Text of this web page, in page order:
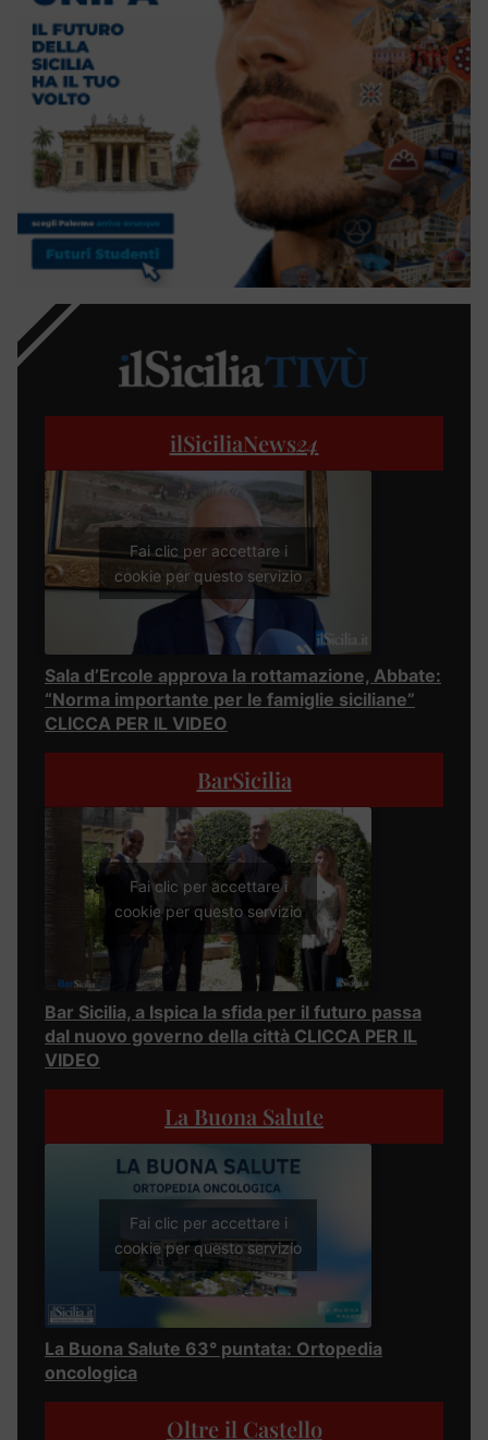
ilSiciliaNews24
Fai clic per accettare i
cookie per questo servizio
Sala d’Ercole approva la rottamazione, Abbate:
“Norma importante per le famiglie siciliane”
CLICCA PER IL VIDEO
BarSicilia
Fai clic per accettare i
cookie per questo servizio
Bar Sicilia, a Ispica la sfida per il futuro passa
dal nuovo governo della città CLICCA PER IL
VIDEO
La Buona Salute
Fai clic per accettare i
cookie per questo servizio
La Buona Salute 63° puntata: Ortopedia
oncologica
Oltre il Castello